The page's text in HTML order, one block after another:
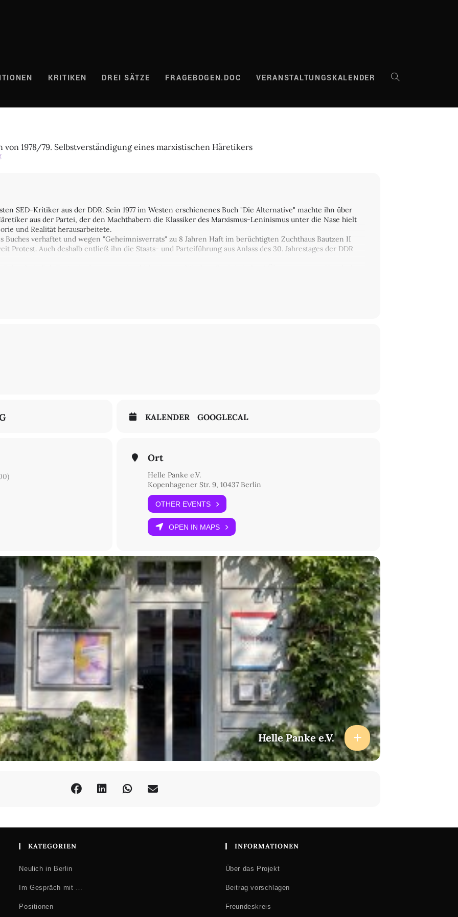
KRITIKEN DREI SÄTZE FRAGEBOGEN.DOC VERANSTALTUNGSKALENDER WEBSITE-
von 1978/79. Selbstverständigung eines marxistischen Häretikers
SED-Kritiker aus der DDR. Sein 1977 im Westen erschienenes Buch "Die Alternative" machte ihn über
aus der Partei, der den Machthabern die Klassiker des Marxismus-Leninismus unter die Nase hielt
und Realität herausarbeitete.
Buches verhaftet und wegen "Geheimnisverrats" zu 8 Jahren Haft im berüchtigten Zuchthaus Bautzen II
Protest. Auch deshalb entließ ihn die Staats- und Parteiführung aus Anlass des 30. Jahrestages der DDR
Guntolf Herzberg hat diese
Inhalt der Gefängnisschriften schildern.
KALENDER GOOGLECAL
Ort
Helle Panke e.V.
Kopenhagener Str. 9, 10437 Berlin
OTHER EVENTS
OPEN IN MAPS
Helle Panke e.V.
KATEGORIEN
Neulich in Berlin
Im Gespräch mit …
Positionen
INFORMATIONEN
Über das Projekt
Beitrag vorschlagen
Freundeskreis